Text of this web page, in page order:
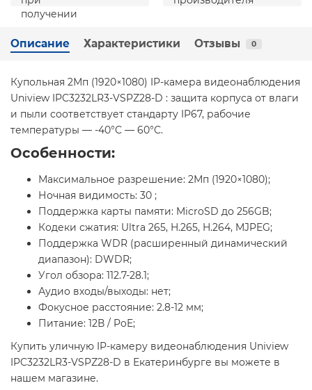
Описание Характеристики Отзывы 0
Купольная 2Мп (1920×1080) IP-камера видеонаблюдения
Uniview IPC3232LR3-VSPZ28-D : защита корпуса от влаги
и пыли соответствует стандарту IP67, рабочие
температуры — -40°С — 60°С.
Особенности:
Максимальное разрешение: 2Мп (1920×1080);
Ночная видимость: 30 ;
Поддержка карты памяти: MicroSD до 256GB;
Кодеки сжатия: Ultra 265, H.265, H.264, MJPEG;
Поддержка WDR (расширенный динамический
диапазон): DWDR;
Угол обзора: 112.7-28.1;
Аудио входы/выходы: нет;
Фокусное расстояние: 2.8-12 мм;
Питание: 12В / PoE;
Купить уличную IP-камеру видеонаблюдения Uniview
IPC3232LR3-VSPZ28-D в Екатеринбурге вы можете в
нашем магазине.